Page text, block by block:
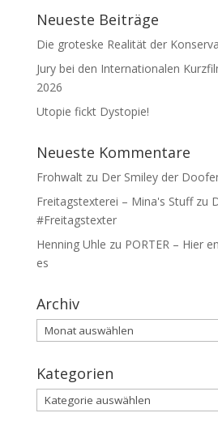
Neueste Beiträge
Die groteske Realität der
Jury bei den Internationalen
2026
Utopie fickt Dystopie!
Neueste Kommentare
Frohwaltzu Der Smiley der
Freitagstexterei – Mina's Stuffzu
#Freitagstexter
Henning Uhle zu PORTER – Hier
es
Archiv
Archiv
Kategorien
Kategorien